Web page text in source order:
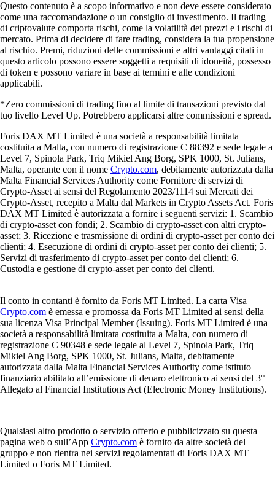
Questo contenuto è a scopo informativo e non deve essere considerato
come una raccomandazione o un consiglio di investimento. Il trading
di criptovalute comporta rischi, come la volatilità dei prezzi e i rischi di
mercato. Prima di decidere di fare trading, considera la tua propensione
al rischio. Premi, riduzioni delle commissioni e altri vantaggi citati in
questo articolo possono essere soggetti a requisiti di idoneità, possesso
di token e possono variare in base ai termini e alle condizioni
applicabili.
*Zero commissioni di trading fino al limite di transazioni previsto dal
tuo livello Level Up. Potrebbero applicarsi altre commissioni e spread.
Foris DAX MT Limited è una società a responsabilità limitata
costituita a Malta, con numero di registrazione C 88392 e sede legale a
Level 7, Spinola Park, Triq Mikiel Ang Borg, SPK 1000, St. Julians,
Malta, operante con il nome Crypto.com, debitamente autorizzata dalla
Malta Financial Services Authority come Fornitore di servizi di
Crypto-Asset ai sensi del Regolamento 2023/1114 sui Mercati dei
Crypto-Asset, recepito a Malta dal Markets in Crypto Assets Act. Foris
DAX MT Limited è autorizzata a fornire i seguenti servizi: 1. Scambio
di crypto-asset con fondi; 2. Scambio di crypto-asset con altri crypto-
asset; 3. Ricezione e trasmissione di ordini di crypto-asset per conto dei
clienti; 4. Esecuzione di ordini di crypto-asset per conto dei clienti; 5.
Servizi di trasferimento di crypto-asset per conto dei clienti; 6.
Custodia e gestione di crypto-asset per conto dei clienti.
Il conto in contanti è fornito da Foris MT Limited. La carta Visa
Crypto.com è emessa e promossa da Foris MT Limited ai sensi della
sua licenza Visa Principal Member (Issuing). Foris MT Limited è una
società a responsabilità limitata costituita a Malta, con numero di
registrazione C 90348 e sede legale al Level 7, Spinola Park, Triq
Mikiel Ang Borg, SPK 1000, St. Julians, Malta, debitamente
autorizzata dalla Malta Financial Services Authority come istituto
finanziario abilitato all’emissione di denaro elettronico ai sensi del 3°
Allegato al Financial Institutions Act (Electronic Money Institutions).
Qualsiasi altro prodotto o servizio offerto e pubblicizzato su questa
pagina web o sull’App Crypto.com è fornito da altre società del
gruppo e non rientra nei servizi regolamentati di Foris DAX MT
Limited o Foris MT Limited.